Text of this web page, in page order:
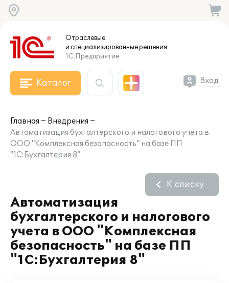
Отраслевые
и специализированныерешения
1С:Предприятие
Каталог Вход
Главная
Внедрения
Автоматизация бухгалтерского и налогового учета в
ООО "Комплексная безопасность" на базе ПП
"1С:Бухгалтерия 8"
Автоматизация
бухгалтерского и налогового
учета в ООО "Комплексная
безопасность" на базе ПП
"1С:Бухгалтерия 8"
К списку